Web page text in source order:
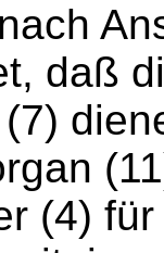
daß
(4)